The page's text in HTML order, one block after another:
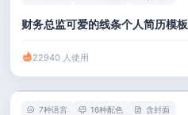
财务总监可爱的线条个人简历模板
22940 人使用
7种语言 16种配色 含封面